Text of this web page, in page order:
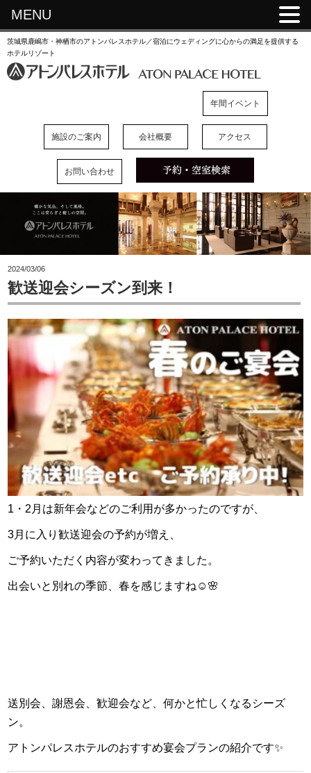
茨城県鹿嶋市・神栖市のアトンパレスホテル／宿泊にウェディングに心からの満足を提供する
ホテルリゾート
年間イベント
施設のご案内 会社概要 アクセス
お問い合わせ
2024/03/06
歓送迎会シーズン到来！
1・2月は新年会などのご利用が多かったのですが、
3月に入り歓送迎会の予約が増え、
ご予約いただく内容が変わってきました。
出会いと別れの季節、春を感じますね☺🌸
送別会、謝恩会、歓迎会など、何かと忙しくなるシーズ
ン。
アトンパレスホテルのおすすめ宴会プランの紹介です✨
MENU